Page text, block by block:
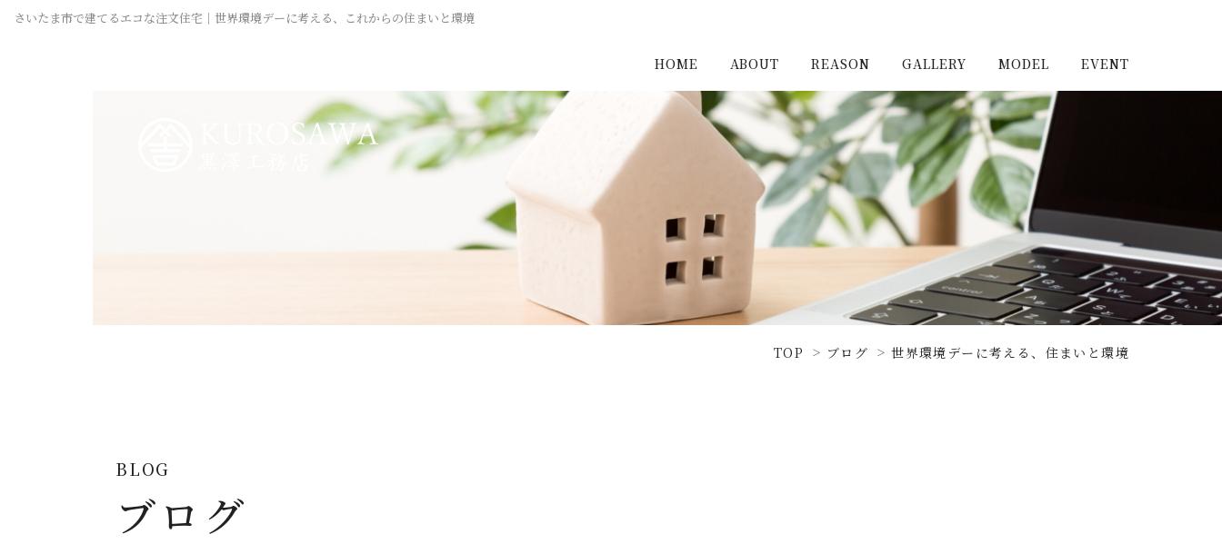
さいたま市で建てるエコな注文住宅｜世界環境デーに考える、これからの住まいと環境
HOME ABOUT REASON GALLERY
施工実例（新築）
施工実例（リノベーショ
ン）
MODEL
浦和住宅公園
浦和住宅展示場Miraizu
大宮北ハウジングステージ
EVENT
TOP ブログ 世界環境デーに考える、住まいと環境
BLOG
ブログ